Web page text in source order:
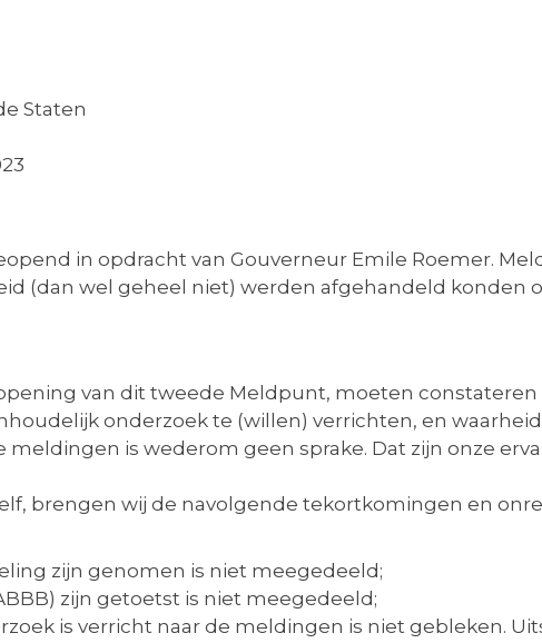
Staten
in opdracht van Gouverneur Emile Roemer.
(dan wel geheel niet) werden afgehandeld konden
van dit tweede Meldpunt, moeten constateren
onderzoek te (willen) verrichten, en
is wederom geen sprake. Dat zijn onze
brengen wij de navolgende tekortkomingen en
zijn genomen is niet meegedeeld;
zijn getoetst is niet meegedeeld;
is verricht naar de meldingen is niet gebleken.